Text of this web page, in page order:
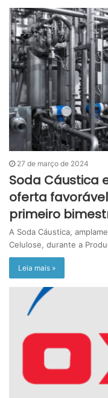
27 de março de 2024
Soda Cáustica
oferta
primeiro
A Soda Cáustica,
Celulose, durante a
Leia mais »